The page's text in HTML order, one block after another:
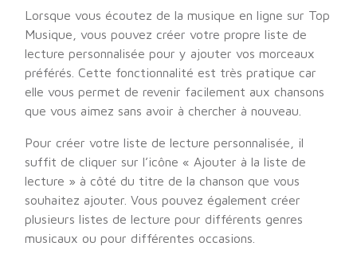
Lorsque vous écoutez de la musique en ligne sur Top
Musique, vous pouvez créer votre propre liste de
lecture personnalisée pour y ajouter vos morceaux
préférés. Cette fonctionnalité est très pratique car
elle vous permet de revenir facilement aux chansons
que vous aimez sans avoir à chercher à nouveau.
Pour créer votre liste de lecture personnalisée, il
suffit de cliquer sur l’icône « Ajouter à la liste de
lecture » à côté du titre de la chanson que vous
souhaitez ajouter. Vous pouvez également créer
plusieurs listes de lecture pour différents genres
musicaux ou pour différentes occasions.